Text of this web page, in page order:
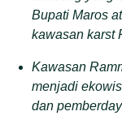
Bupati Maros
kawasan karst
Kawasan
menjadi
dan